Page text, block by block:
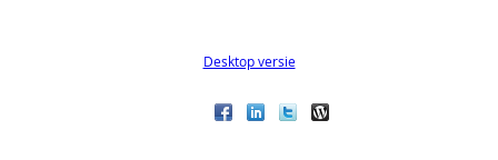
Desktop versie